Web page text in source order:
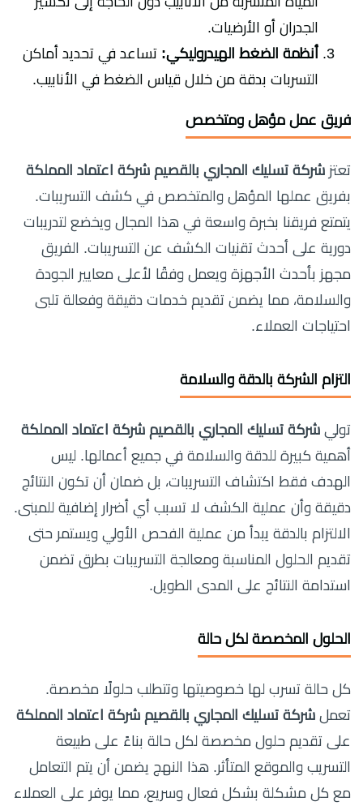
الجدران أو الأرضيات.
أنظمة الضغط الهيدروليكي: تساعد في تحديد أماكن
التسربات بدقة من خلال قياس الضغط في الأنابيب.
فريق عمل مؤهل ومتخصص
تعتز شركة تسليك المجاري بالقصيم شركة اعتماد المملكة
بفريق عملها المؤهل والمتخصص في كشف التسريبات.
يتمتع فريقنا بخبرة واسعة في هذا المجال ويخضع لتدريبات
دورية على أحدث تقنيات الكشف عن التسريبات. الفريق
مجهز بأحدث الأجهزة ويعمل وفقًا لأعلى معايير الجودة
والسلامة، مما يضمن تقديم خدمات دقيقة وفعالة تلبى
احتياجات العملاء.
التزام الشركة بالدقة والسلامة
تولي شركة تسليك المجاري بالقصيم شركة اعتماد المملكة
أهمية كبيرة للدقة والسلامة في جميع أعمالها. ليس
الهدف فقط اكتشاف التسريبات، بل ضمان أن تكون النتائج
دقيقة وأن عملية الكشف لا تسبب أي أضرار إضافية للمبنى.
الالتزام بالدقة يبدأ من عملية الفحص الأولي ويستمر حتى
تقديم الحلول المناسبة ومعالجة التسريبات بطرق تضمن
استدامة النتائج على المدى الطويل.
الحلول المخصصة لكل حالة
كل حالة تسرب لها خصوصيتها وتتطلب حلولًا مخصصة.
تعمل شركة تسليك المجاري بالقصيم شركة اعتماد المملكة
على تقديم حلول مخصصة لكل حالة بناءً على طبيعة
التسريب والموقع المتأثر. هذا النهج يضمن أن يتم التعامل
مع كل مشكلة بشكل فعال وسريع، مما يوفر على العملاء